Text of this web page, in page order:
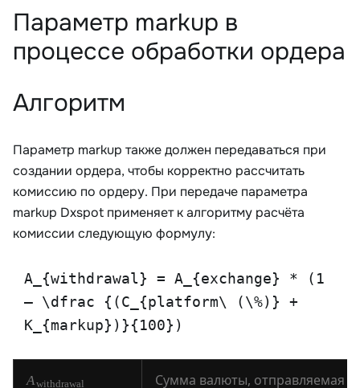
Параметр markup в
процессе обработки ордера
Алгоритм
Параметр markup также должен передаваться при
создании ордера, чтобы корректно рассчитать
комиссию по ордеру. При передаче параметра
markup Dxspot применяет к алгоритму расчёта
комиссии следующую формулу:
A_{withdrawal} = A_{exchange} * (1
– \dfrac {(C_{platform\ (\%)} +
K_{markup})}{100})
Awithdrawal